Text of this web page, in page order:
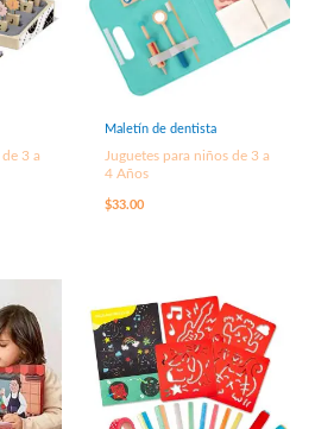
3 a
Maletín de dentista
Juguetes para niños de 3 a
4 Años
$33.00